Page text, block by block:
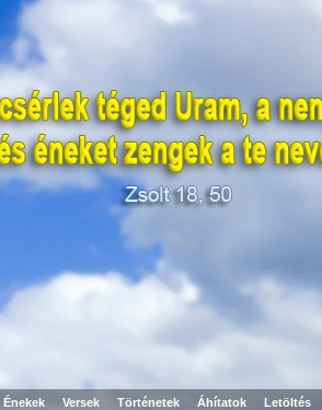
Énekek Versek Történetek Áhítatok Letöltés